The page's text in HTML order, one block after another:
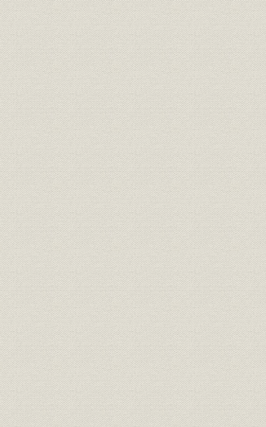
第一節 明治中期における諸事業の動向
第二節 事業統轄機関の形成
第三節 三井家憲の制定
第九章 三井合名会社の成立
第一節 三井家事業の発展と事業統轄機関の確立
第二節 三井家事業整理の進行と管理部
第三節 財閥本部機構の確立
第四節 明治四二年の三井家営業組織改革
三井家略系図
三井事業略年表
索引
執筆分担 第一~九章 岩崎宏之
詳細表目次
第一章
第二章
第三章
第四章